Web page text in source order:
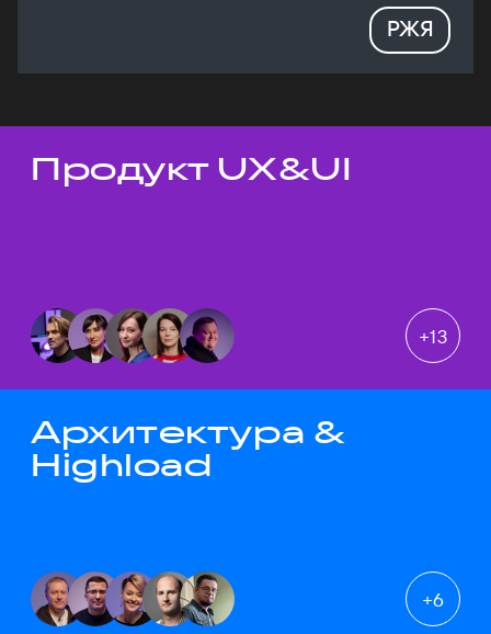
РЖЯ
Темы докладов
Продукт UX&UI
+13
Архитектура &
Highload
+6